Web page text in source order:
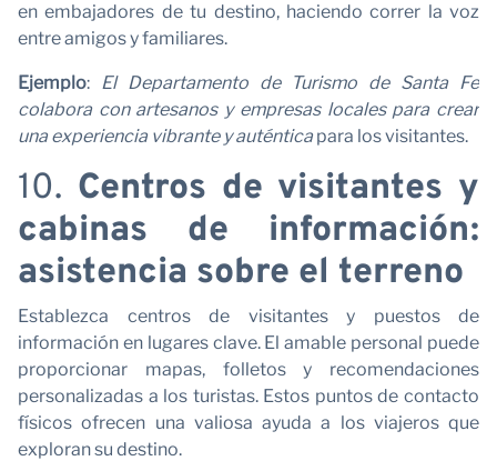
en embajadores de tu destino, haciendo correr la voz
entre amigos y familiares.
Ejemplo: El Departamento de Turismo de Santa Fe
colabora con artesanos y empresas locales para crear
una experiencia vibrante y auténticapara los visitantes.
10. Centros de visitantes y
cabinas de información:
asistencia sobre el terreno
Establezca centros de visitantes y puestos de
información en lugares clave. El amable personal puede
proporcionar mapas, folletos y recomendaciones
personalizadas a los turistas. Estos puntos de contacto
físicos ofrecen una valiosa ayuda a los viajeros que
exploran su destino.